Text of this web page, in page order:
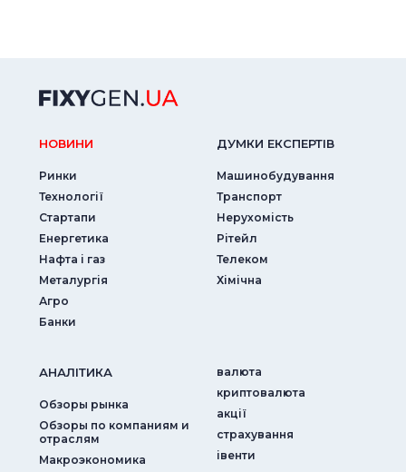
НОВИНИ
Ринки
Технології
Стартапи
Енергетика
Нафта і газ
Металургія
Агро
Банки
ДУМКИ ЕКСПЕРТIВ
Машинобудування
Транспорт
Нерухомість
Рітейл
Телеком
Хімічна
АНАЛIТИКА
Обзоры рынка
Обзоры по компаниям и
отраслям
Макроэкономика
валюта
криптовалюта
акції
страхування
iвенти